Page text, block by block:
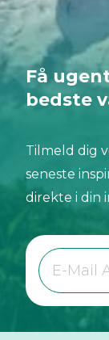
Få
bedste
Tilmeld dig
seneste
direkte i din